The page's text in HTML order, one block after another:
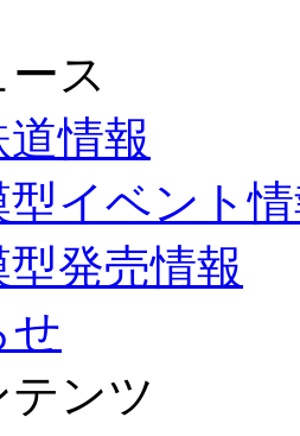
ス
情報
型イベント
発売情報
せ
ンツ